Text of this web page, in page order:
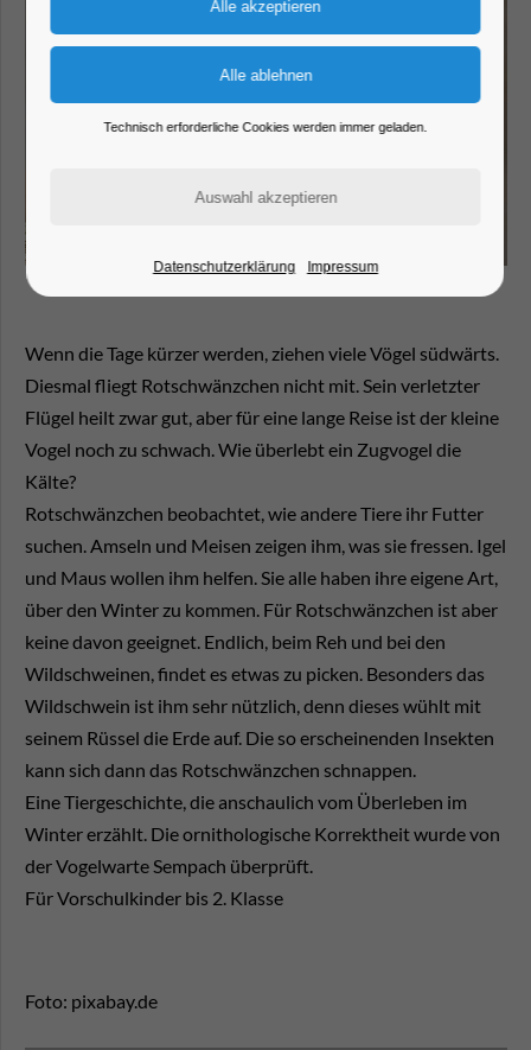
Wenn die Tage kürzer werden, ziehen viele Vögel südwärts.
Diesmal fliegt Rotschwänzchen nicht mit. Sein verletzter
Flügel heilt zwar gut, aber für eine lange Reise ist der kleine
Vogel noch zu schwach. Wie überlebt ein Zugvogel die
Kälte?
Rotschwänzchen beobachtet, wie andere Tiere ihr Futter
suchen. Amseln und Meisen zeigen ihm, was sie fressen. Igel
und Maus wollen ihm helfen. Sie alle haben ihre eigene Art,
über den Winter zu kommen. Für Rotschwänzchen ist aber
keine davon geeignet. Endlich, beim Reh und bei den
Wildschweinen, findet es etwas zu picken. Besonders das
Wildschwein ist ihm sehr nützlich, denn dieses wühlt mit
seinem Rüssel die Erde auf. Die so erscheinenden Insekten
kann sich dann das Rotschwänzchen schnappen.
Eine Tiergeschichte, die anschaulich vom Überleben im
Winter erzählt. Die ornithologische Korrektheit wurde von
der Vogelwarte Sempach überprüft.
Für Vorschulkinder bis 2. Klasse
Foto: pixabay.de
Technisch erforderliche Cookies werden immer geladen.
Datenschutzerklärung Impressum